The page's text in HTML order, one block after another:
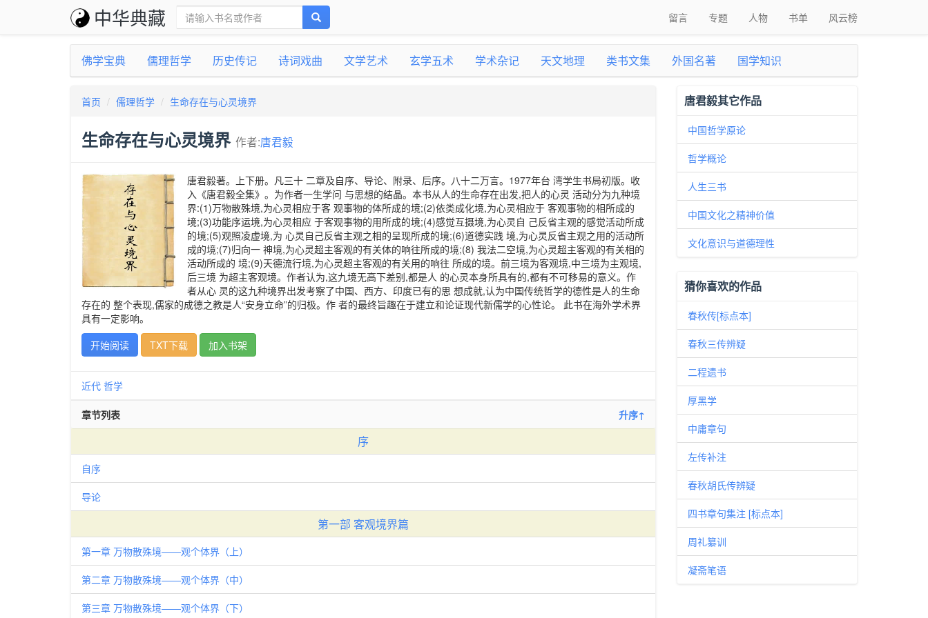
中华典藏 留言 专题 人物 书单 风云榜
佛学宝典 儒理哲学 历史传记 诗词戏曲 文学艺术 玄学五术 学术杂记 天文地理 类书文集 外国名著 国学知识
首页 儒理哲学 生命存在与心灵境界
生命存在与心灵境界 作者:唐君毅
唐君毅著。上下册。凡三十 二章及自序、导论、附录、后序。八十二万言。1977年台 湾学生书局初版。收
入《唐君毅全集》。为作者一生学问 与思想的结晶。本书从人的生命存在出发,把人的心灵 活动分为九种境
界:(1)万物散殊境,为心灵相应于客 观事物的体所成的境;(2)依类成化境,为心灵相应于 客观事物的相所成的
境;(3)功能序运境,为心灵相应 于客观事物的用所成的境;(4)感觉互摄境,为心灵自 己反省主观的感觉活动所成
的境;(5)观照凌虚境,为 心灵自己反省主观之相的呈现所成的境;(6)道德实践 境,为心灵反省主观之用的活动所
成的境;(7)归向一 神境,为心灵超主客观的有关体的响往所成的境;(8) 我法二空境,为心灵超主客观的有关相的
活动所成的 境;(9)天德流行境,为心灵超主客观的有关用的响往 所成的境。前三境为客观境,中三境为主观境,
后三境 为超主客观境。作者认为,这九境无高下差别,都是人 的心灵本身所具有的,都有不可移易的意义。作
者从心 灵的这九种境界出发考察了中国、西方、印度已有的思 想成就,认为中国传统哲学的德性是人的生命
存在的 整个表现,儒家的成德之教是人“安身立命”的归极。作 者的最终旨趣在于建立和论证现代新儒学的心性论。 此书在海外学术界
具有一定影响。
开始阅读
TXT下载 加入书架
近代 哲学
章节列表 升序↑
序
自序
导论
第一部 客观境界篇
第一章 万物散殊境——观个体界（上）
第二章 万物散殊境——观个体界（中）
第三章 万物散殊境——观个体界（下）
唐君毅其它作品
中国哲学原论
哲学概论
人生三书
中国文化之精神价值
文化意识与道德理性
猜你喜欢的作品
春秋传[标点本]
春秋三传辨疑
二程遗书
厚黑学
中庸章句
左传补注
春秋胡氏传辨疑
四书章句集注 [标点本]
周礼纂训
凝斋笔语